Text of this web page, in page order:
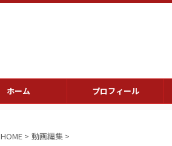
ホーム プロフィール
HOME > 動画編集 >